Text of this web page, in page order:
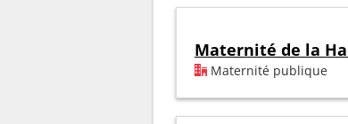
Maternité de la
Maternité publique